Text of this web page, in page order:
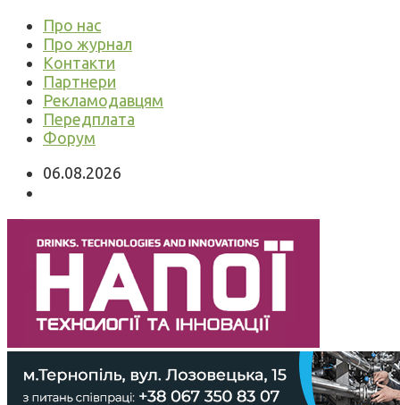
Про нас
Про журнал
Контакти
Партнери
Рекламодавцям
Передплата
Форум
06.08.2026